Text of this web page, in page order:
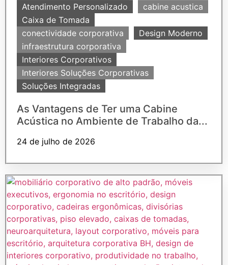
Atendimento Personalizado
cabine acustica
Caixa de Tomada
conectividade corporativa
Design Moderno
infraestrutura corporativa
Interiores Corporativos
Interiores Soluções Corporativas
Soluções Integradas
As Vantagens de Ter uma Cabine
Acústica no Ambiente de Trabalho da...
24 de julho de 2026